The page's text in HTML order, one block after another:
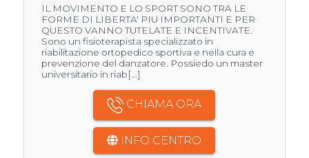
IL MOVIMENTO E LO SPORT SONO TRA LE
FORME DI LIBERTA' PIU IMPORTANTI E PER
QUESTO VANNO TUTELATE E INCENTIVATE.
Sono un fisioterapista specializzato in
riabilitazione ortopedico sportiva e nella cura e
prevenzione del danzatore. Possiedo un master
universitario in riab[...]
CHIAMA ORA
INFO CENTRO